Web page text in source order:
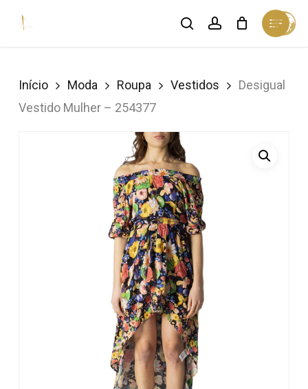
searchaccount
Menu
Close
Cart
Início Moda Roupa Vestidos
Desigual
Vestido Mulher – 254377